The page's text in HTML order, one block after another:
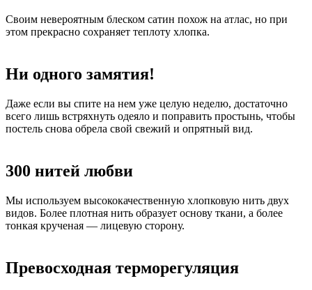
Своим невероятным блеском сатин похож на атлас, но при
этом прекрасно сохраняет теплоту хлопка.
Ни одного замятия!
Даже если вы спите на нем уже целую неделю, достаточно
всего лишь встряхнуть одеяло и поправить простынь, чтобы
постель снова обрела свой свежий и опрятный вид.
300 нитей любви
Мы используем высококачественную хлопковую нить двух
видов. Более плотная нить образует основу ткани, а более
тонкая крученая — лицевую сторону.
Превосходная терморегуляция